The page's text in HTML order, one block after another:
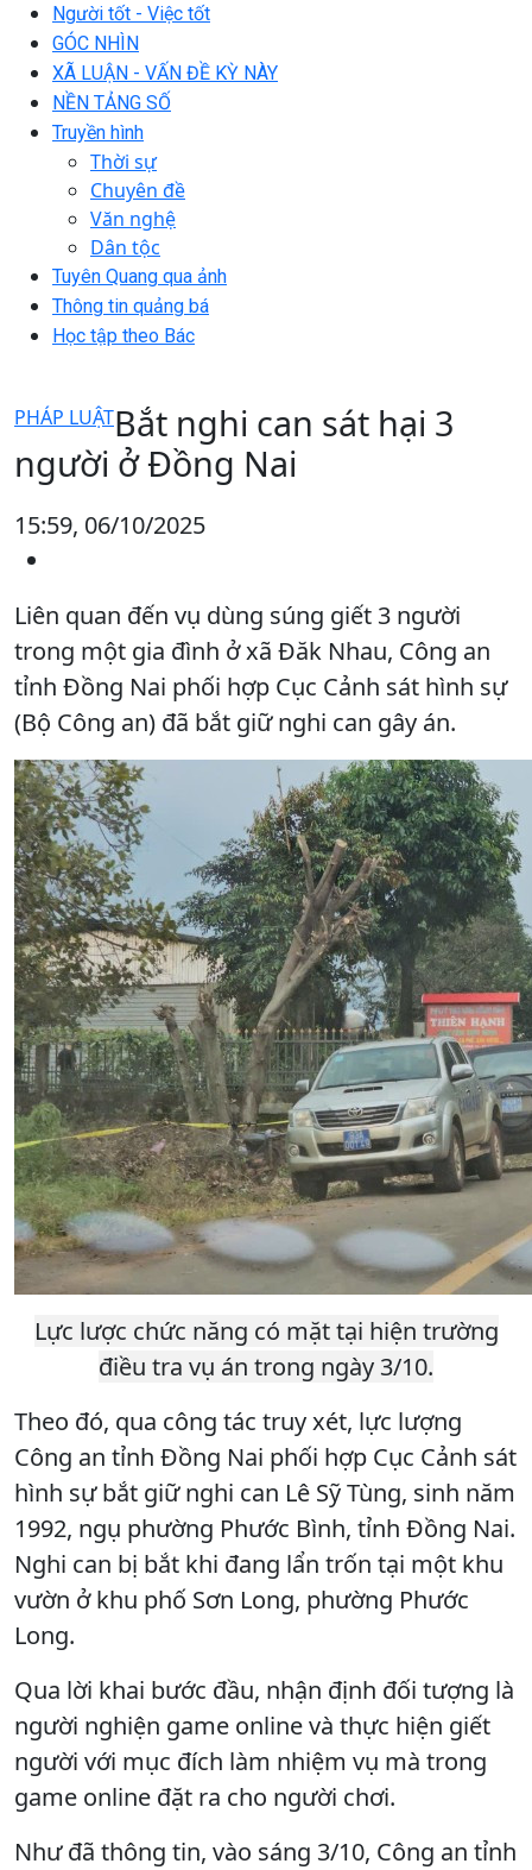
Người tốt - Việc tốt
GÓC NHÌN
XÃ LUẬN - VẤN ĐỀ KỲ NÀY
NỀN TẢNG SỐ
Truyền hình
Thời sự
Chuyên đề
Văn nghệ
Dân tộc
Tuyên Quang qua ảnh
Thông tin quảng bá
Học tập theo Bác
PHÁP LUẬTBắt nghi can sát hại 3
người ở Đồng Nai
15:59, 06/10/2025
Liên quan đến vụ dùng súng giết 3 người
trong một gia đình ở xã Đăk Nhau, Công an
tỉnh Đồng Nai phối hợp Cục Cảnh sát hình sự
(Bộ Công an) đã bắt giữ nghi can gây án.
Lực lược chức năng có mặt tại hiện trường
điều tra vụ án trong ngày 3/10.
Theo đó, qua công tác truy xét, lực lượng
Công an tỉnh Đồng Nai phối hợp Cục Cảnh sát
hình sự bắt giữ nghi can Lê Sỹ Tùng, sinh năm
1992, ngụ phường Phước Bình, tỉnh Đồng Nai.
Nghi can bị bắt khi đang lẩn trốn tại một khu
vườn ở khu phố Sơn Long, phường Phước
Long.
Qua lời khai bước đầu, nhận định đối tượng là
người nghiện game online và thực hiện giết
người với mục đích làm nhiệm vụ mà trong
game online đặt ra cho người chơi.
Như đã thông tin, vào sáng 3/10, Công an tỉnh